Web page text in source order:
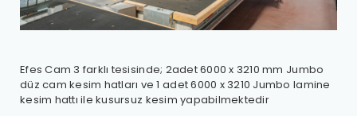
Efes Cam 3 farklı tesisinde; 2adet 6000 x 3210 mm Jumbo
düz cam kesim hatları ve 1 adet 6000 x 3210 Jumbo lamine
kesim hattı ile kusursuz kesim yapabilmektedir